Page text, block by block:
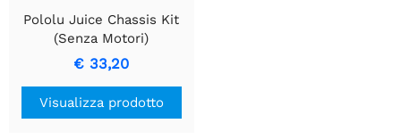
Pololu Juice Chassis Kit
(Senza Motori)
€ 33,20
Visualizza prodotto